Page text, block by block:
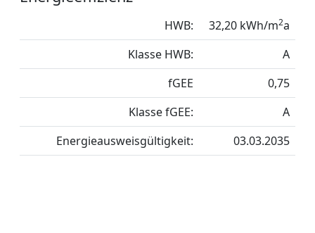
HWB: 32,20 kWh/m2a
Klasse HWB:
A
fGEE
0,75
Klasse fGEE:
A
Energieausweisgültigkeit:
03.03.2035